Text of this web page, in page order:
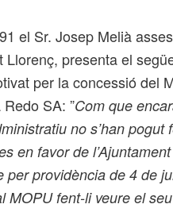
el Sr. Josep Melià
Llorenç, presenta el
per la concessió del
SA: ”Com que
no s’han pogut
en favor de
per providència de 4 de
MOPU fent-li veure el